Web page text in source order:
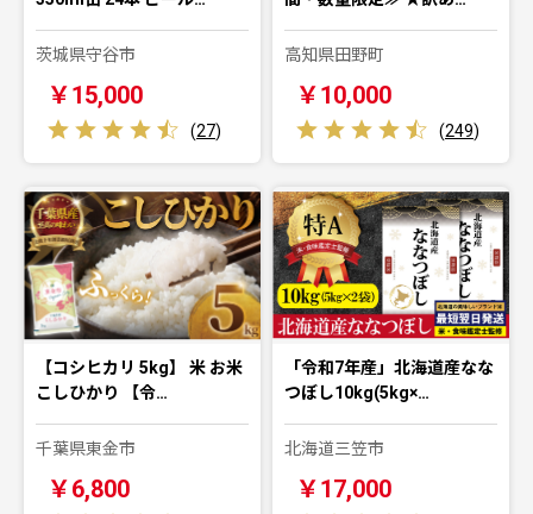
茨城県守谷市
￥15,000
(27)
高知県田野町
￥10,000
(249)
【コシヒカリ 5kg】 米 お米
こしひかり 【令…
千葉県東金市
￥6,800
「令和7年産」北海道産なな
つぼし10kg(5kg×…
北海道三笠市
￥17,000